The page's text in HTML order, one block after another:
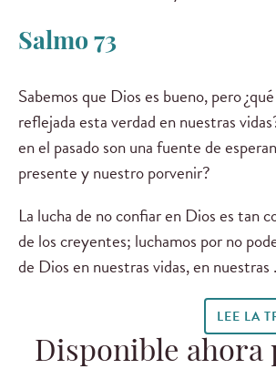
Salmo 73
Sabemos que Dios es bueno, pero
reflejada esta verdad en nuestras
en el pasado son una fuente de
presente y nuestro porvenir?
La lucha de no confiar en Dios es tan
de los creyentes; luchamos por no
de Dios en nuestras vidas, en nuestras
LEE LA
Disponible ahora